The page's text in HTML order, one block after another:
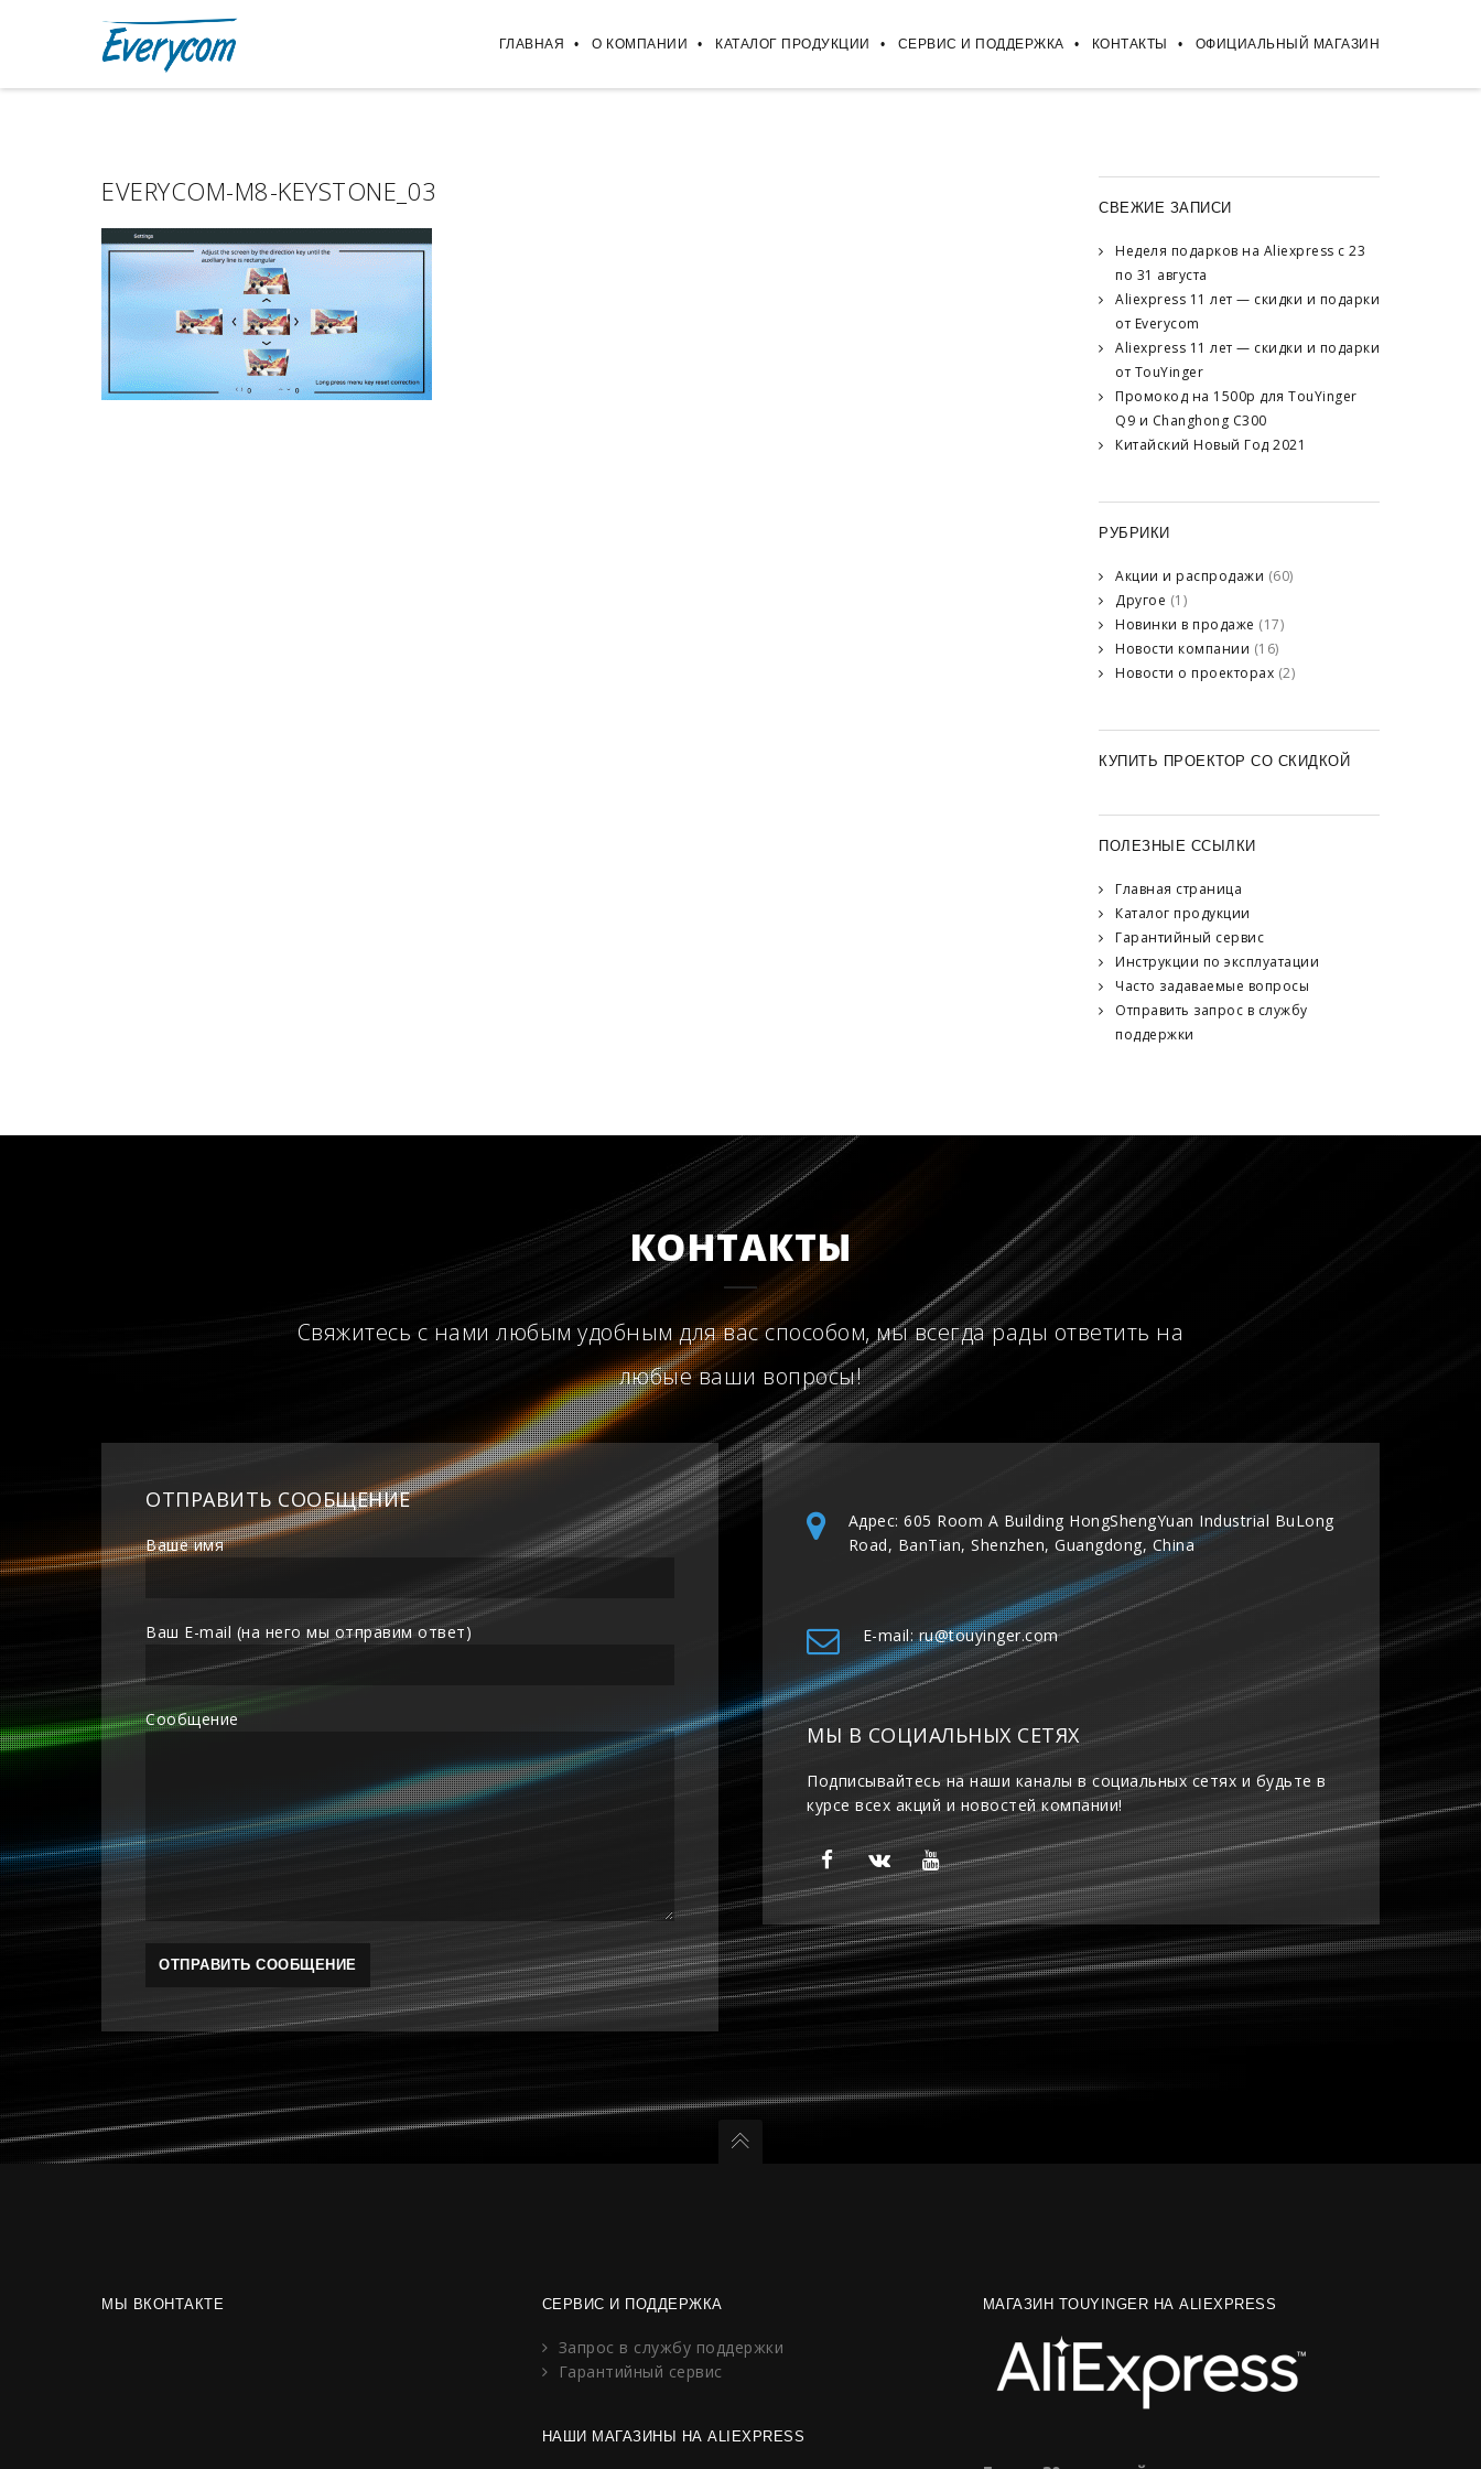
ГЛАВНАЯ О КОМПАНИИ КАТАЛОГ ПРОДУКЦИИ СЕРВИС И ПОДДЕРЖКА КОНТАКТЫ ОФИЦИАЛЬНЫЙ МАГАЗИН
EVERYCOM-M8-KEYSTONE_03
СВЕЖИЕ ЗАПИСИ
Неделя подарков на Aliexpress с 23
по 31 августа
Aliexpress 11 лет — скидки и подарки
от Everycom
Aliexpress 11 лет — скидки и подарки
от TouYinger
Промокод на 1500р для TouYinger
Q9 и Changhong C300
Китайский Новый Год 2021
РУБРИКИ
Акции и распродажи (60)
Другое (1)
Новинки в продаже (17)
Новости компании (16)
Новости о проекторах (2)
КУПИТЬ ПРОЕКТОР СО СКИДКОЙ
ПОЛЕЗНЫЕ ССЫЛКИ
Главная страница
Каталог продукции
Гарантийный сервис
Инструкции по эксплуатации
Часто задаваемые вопросы
Отправить запрос в службу
поддержки
КОНТАКТЫ
Свяжитесь с нами любым удобным для вас способом, мы всегда рады ответить на
любые ваши вопросы!
ОТПРАВИТЬ СООБЩЕНИЕ
Ваше имя
Ваш E-mail (на него мы отправим ответ)
Сообщение
Адрес: 605 Room A Building HongShengYuan Industrial BuLong
Road, BanTian, Shenzhen, Guangdong, China
E-mail: ru@touyinger.com
МЫ В СОЦИАЛЬНЫХ СЕТЯХ
Подписывайтесь на наши каналы в социальных сетях и будьте в
курсе всех акций и новостей компании!
МЫ ВКОНТАКТЕ СЕРВИС И ПОДДЕРЖКА
Запрос в службу поддержки
Гарантийный сервис
НАШИ МАГАЗИНЫ НА ALIEXPRESS
МАГАЗИН TOUYINGER НА ALIEXPRESS